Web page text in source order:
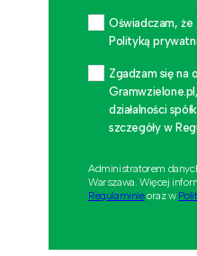
Oświadczam, że
Polityką
Zgadzam się na
działalności
szczegóły w
Administratorem
Warszawa. Więcej
Regulaminieoraz w